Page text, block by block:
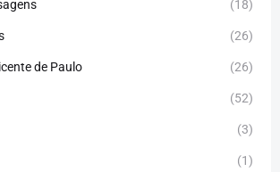
(18)
(26)
de Paulo (26)
(52)
(3)
(1)